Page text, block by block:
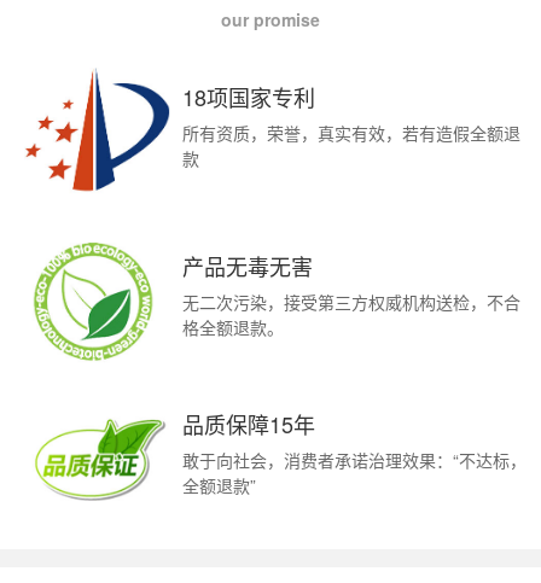
our promise
18项国家专利
所有资质，荣誉，真实有效，若有造假全额退
款
产品无毒无害
无二次污染，接受第三方权威机构送检，不合
格全额退款。
品质保障15年
敢于向社会，消费者承诺治理效果：“不达标，
全额退款”